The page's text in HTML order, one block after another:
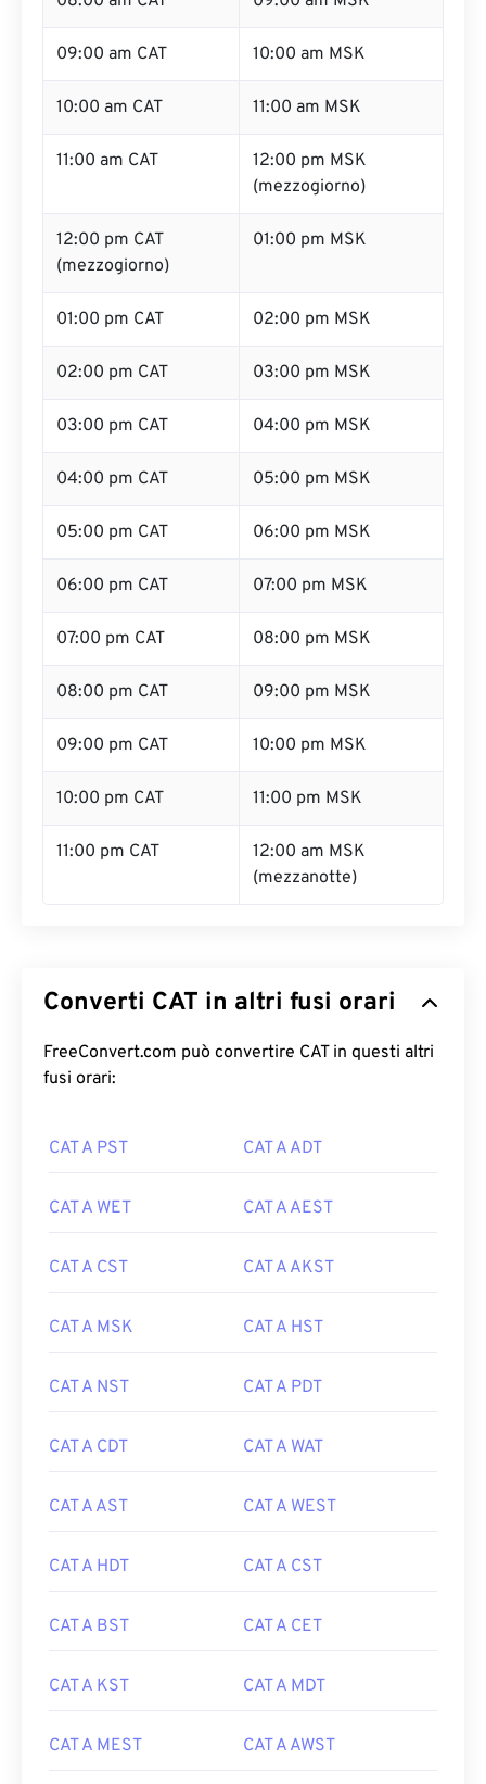
09:00 am CAT 10:00 am MSK
10:00 am CAT 11:00 am MSK
11:00 am CAT
12:00 pm MSK
(mezzogiorno)
12:00 pm CAT
(mezzogiorno)
01:00 pm MSK
01:00 pm CAT 02:00 pm MSK
02:00 pm CAT 03:00 pm MSK
03:00 pm CAT 04:00 pm MSK
04:00 pm CAT 05:00 pm MSK
05:00 pm CAT 06:00 pm MSK
06:00 pm CAT 07:00 pm MSK
07:00 pm CAT 08:00 pm MSK
08:00 pm CAT 09:00 pm MSK
09:00 pm CAT 10:00 pm MSK
10:00 pm CAT 11:00 pm MSK
11:00 pm CAT
12:00 am MSK
(mezzanotte)
Converti CAT in altri fusi orari
FreeConvert.com può convertire CAT in questi altri
fusi orari:
CAT A PST CAT A ADT
CAT A WET CAT A AEST
CAT A CST CAT A AKST
CAT A MSK CAT A HST
CAT A NST CAT A PDT
CAT A CDT CAT A WAT
CAT A AST CAT A WEST
CAT A HDT CAT A CST
CAT A BST CAT A CET
CAT A KST CAT A MDT
CAT A MEST CAT A AWST